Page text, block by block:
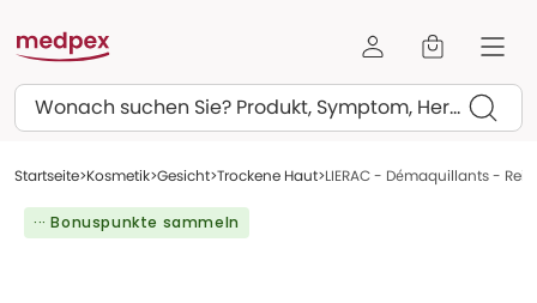
Suchen
Startseite Kosmetik Gesicht Trockene Haut LIERAC - Démaquillants -
··· Bonuspunkte sammeln